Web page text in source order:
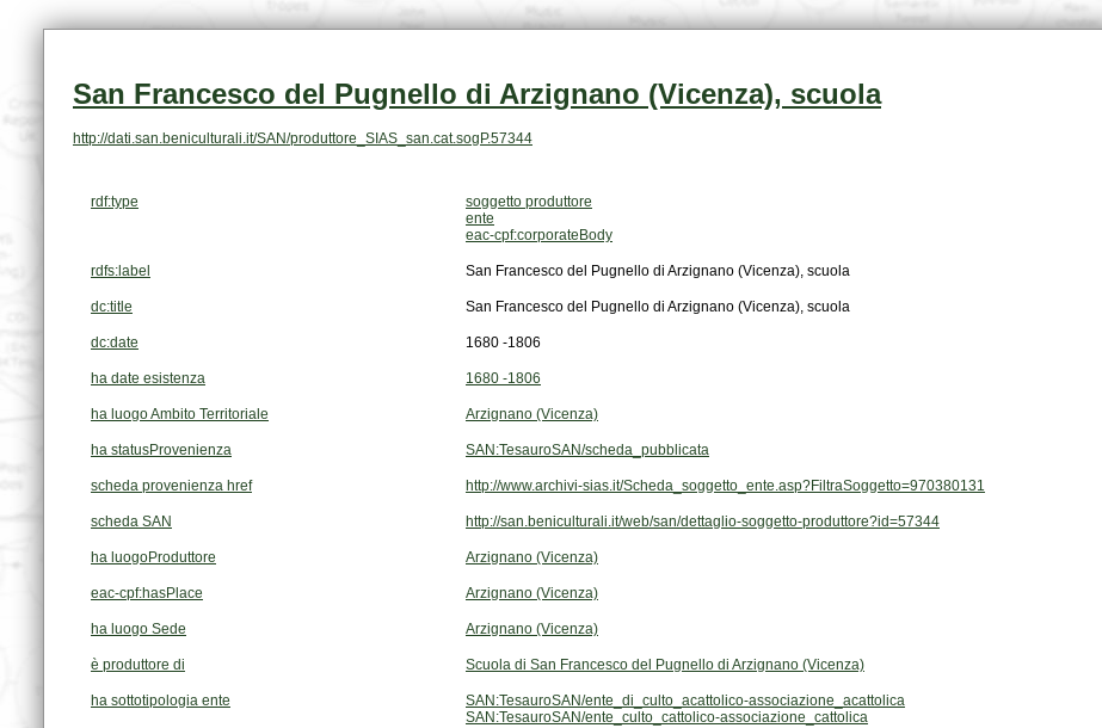
San Francesco del Pugnello di Arzignano (Vicenza), scuola
http://dati.san.beniculturali.it/SAN/produttore_SIAS_san.cat.sogP.57344
rdf:type
soggetto produttore
ente
eac-cpf:corporateBody
rdfs:label San Francesco del Pugnello di Arzignano (Vicenza), scuola
dc:title San Francesco del Pugnello di Arzignano (Vicenza), scuola
dc:date 1680 -1806
ha date esistenza 1680 -1806
ha luogo Ambito Territoriale Arzignano (Vicenza)
ha statusProvenienza SAN:TesauroSAN/scheda_pubblicata
scheda provenienza href http://www.archivi-sias.it/Scheda_soggetto_ente.asp?FiltraSoggetto=970380131
scheda SAN http://san.beniculturali.it/web/san/dettaglio-soggetto-produttore?id=57344
ha luogoProduttore Arzignano (Vicenza)
eac-cpf:hasPlace Arzignano (Vicenza)
ha luogo Sede Arzignano (Vicenza)
è produttore di Scuola di San Francesco del Pugnello di Arzignano (Vicenza)
ha sottotipologia ente
SAN:TesauroSAN/ente_di_culto_acattolico-associazione_acattolica
SAN:TesauroSAN/ente_culto_cattolico-associazione_cattolica